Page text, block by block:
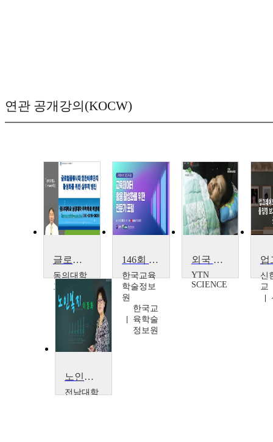
연관 공개강의(KOCW)
글로벌물류시대 항만배후단지 활성화를 위한 실무적 방안
동의대학
교
박영태
146회 미래교육포럼: 교육데이터 활용 활성화를 위한 전문가 포럼
한국교육
학술정보
원
한국교
육학술
정보원
외국 환자 유치 활성화
YTN
SCIENCE
신
교
노인복지
전남대학